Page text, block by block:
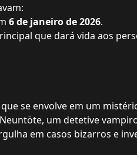
6 de janeiro de 2026.
que dará vida aos
se envolve em um
um detetive
em casos bizarros e